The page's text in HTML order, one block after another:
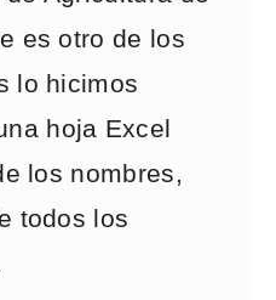
es otro de los
lo hicimos
hoja Excel
los nombres,
todos los